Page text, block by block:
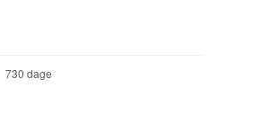
730 dage